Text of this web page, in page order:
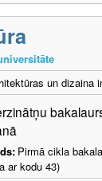
un dizaina
Pirmā cikla
ar kodu 43)